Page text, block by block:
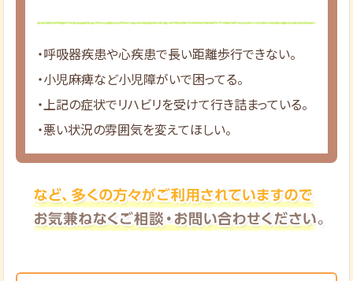
・呼吸器疾患や心疾患で長い距離歩行できない。
・小児麻痺など小児障がいで困ってる。
・上記の症状でリハビリを受けて行き詰まっている。
・悪い状況の雰囲気を変えてほしい。